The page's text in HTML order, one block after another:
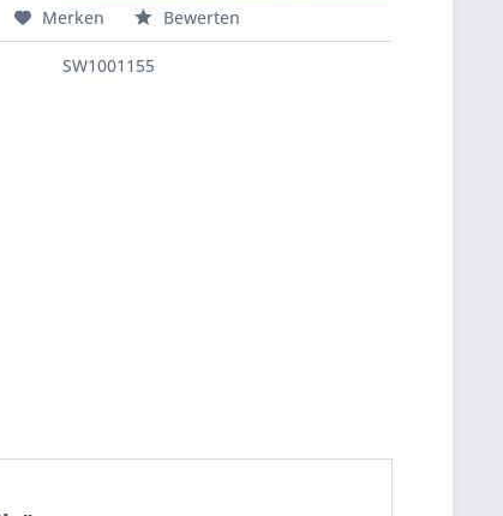
Merken Bewerten
SW1001155